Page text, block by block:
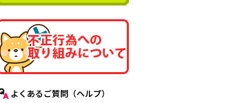
よくあるご質問（ヘルプ）